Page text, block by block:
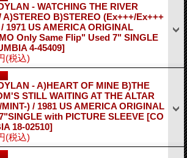
- WATCHING THE RIVER
A)STEREO B)STEREO (Ex+++/Ex+++
1971 US AMERICA ORIGINAL
Only Same Flip" Used 7" SINGLE
4-45409]
(税込)
- A)HEART OF MINE B)THE
STILL WAITING AT THE ALTAR
) / 1981 US AMERICA ORIGINAL
with PICTURE SLEEVE [CO
18-02510]
(税込)